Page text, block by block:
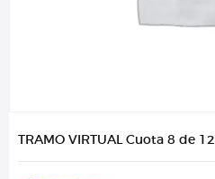
TRAMO VIRTUAL Cuota 8 de 12